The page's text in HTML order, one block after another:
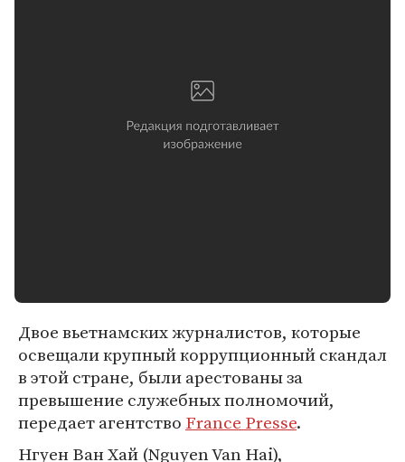
Двое вьетнамских журналистов, которые
освещали крупный коррупционный скандал
в этой стране, были арестованы за
превышение служебных полномочий,
передает агентство France Presse.
Нгуен Ван Хай (Nguyen Van Hai),